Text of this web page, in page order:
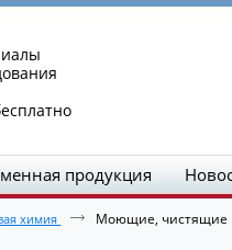
продукция
химия Моющие, чистящие